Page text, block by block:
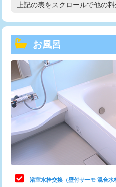
高度高圧洗浄換
トーラー機使用/3mまで
追加トーラー機使用/3m超え
カメラ調査
桝清掃
止水・漏水調査・防水処理・清
理・調整・分解・加工など（軽
止水・漏水調査・防水処理・清
理・調整・分解・加工など（中
上記の表をスクロールで他の
お風呂
浴室水栓交換（壁付サーモ 混合水